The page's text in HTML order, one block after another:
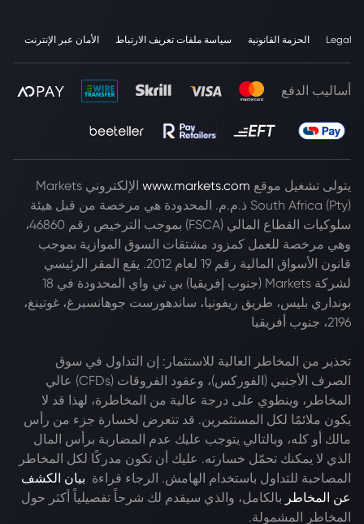
Legal الحزمة القانونية سياسة ملفات تعريف الارتباط الأمان عبر الإنترنت
أساليب الدفع
يتولى تشغيل موقع www.markets.com
الإلكتروني Markets
South Africa (Pty) ذ.م.م. المحدودة هي مرخصة من قبل هيئة
سلوكيات القطاع المالي (FSCA) بموجب الترخيص رقم 46860،
وهي مرخصة للعمل كمزود مشتقات السوق الموازية بموجب
قانون الأسواق المالية رقم 19 لعام 2012. يقع المقر الرئيسي
لشركة Markets (جنوب إفريقيا) بي تي واي المحدودة في 18
بونداري بليس، طريق ريفونيا، ساندهورست جوهانسبرغ، غوتينغ،
2196، جنوب أفريقيا
تحذير من المخاطر العالية للاستثمار: إن التداول في سوق
الصرف الأجنبي (الفوركس)، وعقود الفروقات (CFDs) عالي
المخاطر، وينطوي على درجة عالية من المخاطرة، لهذا قد لا
يكون ملائمًا لكل المستثمرين. قد تتعرض لخسارة جزء من رأس
مالك أو كله، وبالتالي يتوجب عليك عدم المضاربة برأس المال
الذي لا يمكنك تحمّل خسارته. عليك أن تكون مدركًا لكل المخاطر
المصاحبة للتداول باستخدام الهامش. الرجاء قراءة بيان الكشف
عن المخاطر بالكامل، والذي سيقدم لك شرحاً تفصيلياً أكثر حول
المخاطر المشمولة.